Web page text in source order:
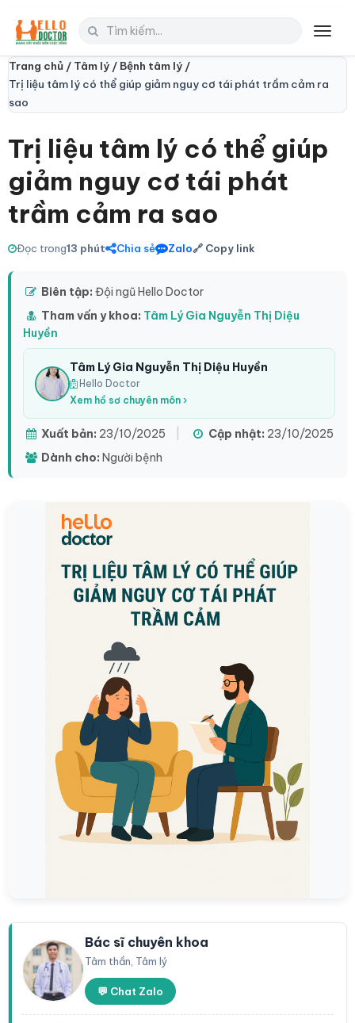
Trang chủ / Tâm lý / Bệnh tâm lý /
Trị liệu tâm lý có thể giúp giảm nguy cơ tái phát trầm cảm ra
sao
Trị liệu tâm lý có thể giúp
giảm nguy cơ tái phát
trầm cảm ra sao
Đọc trong13 phút Chia sẻ Zalo🔗 Copy link
Biên tập: Đội ngũ Hello Doctor
Tham vấn y khoa: Tâm Lý Gia Nguyễn Thị Diệu
Huyền
Tâm Lý Gia Nguyễn Thị Diệu Huyền
Hello Doctor
Xem hồ sơ chuyên môn ›
Xuất bản: 23/10/2025 Cập nhật: 23/10/2025
Dành cho: Người bệnh
Bác sĩ chuyên khoa
Tâm thần, Tâm lý
💬 Chat Zalo